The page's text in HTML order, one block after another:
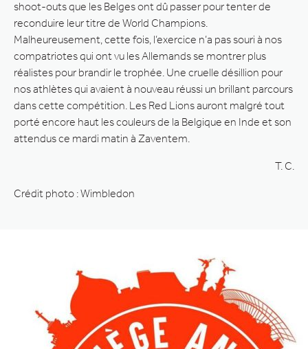
shoot-outs que les Belges ont dû passer pour tenter de
reconduire leur titre de World Champions.
Malheureusement, cette fois, l’exercice n’a pas souri à nos
compatriotes qui ont vu les Allemands se montrer plus
réalistes pour brandir le trophée. Une cruelle désillion pour
nos athlètes qui avaient à nouveau réussi un brillant parcours
dans cette compétition. Les Red Lions auront malgré tout
porté encore haut les couleurs de la Belgique en Inde et son
attendus ce mardi matin à Zaventem.
T. C.
Crédit photo : Wimbledon